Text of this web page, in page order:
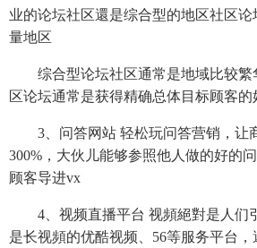
业的论坛社区還是综合型的地区社区
量地区
综合型论坛社区通常是地域比较繁
区论坛通常是获得精确总体目标顾客的
3、问答网站 轻松玩问答营销，让
300%，大伙儿能够参照他人做的好的
顾客导进vx
4、视频直播平台 视頻絕對是人们
是长视頻的优酷视频、56等服务平台